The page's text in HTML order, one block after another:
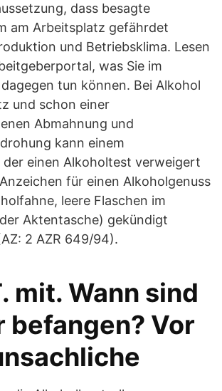
dass besagte
am Arbeitsplatz gefährdet
und Betriebsklima. Lesen
was Sie im
tun können. Bei Alkohol
und schon einer
Abmahnung und
kann einem
der einen Alkoholtest verweigert
für einen Alkoholgenuss
leere Flaschen im
Aktentasche) gekündigt
2 AZR 649/94).
mit. Wann sind
befangen? Vor